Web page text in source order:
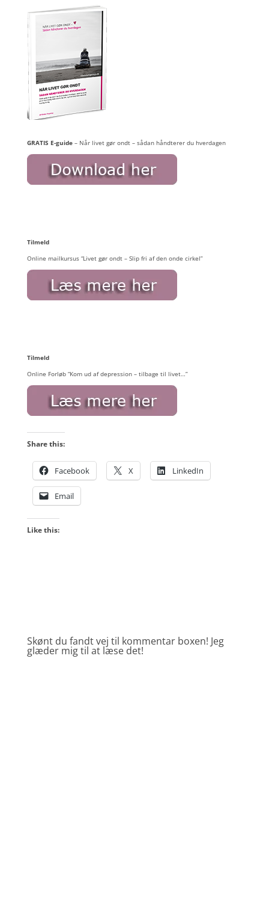
GRATIS E-guide– Når livet gør ondt – sådan håndterer du hverdagen
Tilmeld
Online mailkursus “Livet gør ondt – Slip fri af den onde cirkel”
Tilmeld
Online Forløb “Kom ud af depression – tilbage til livet…”
Share this:
Facebook X LinkedIn
Email
Like this:
Skønt du fandt vej til kommentar boxen! Jeg
glæder mig til at læse det!